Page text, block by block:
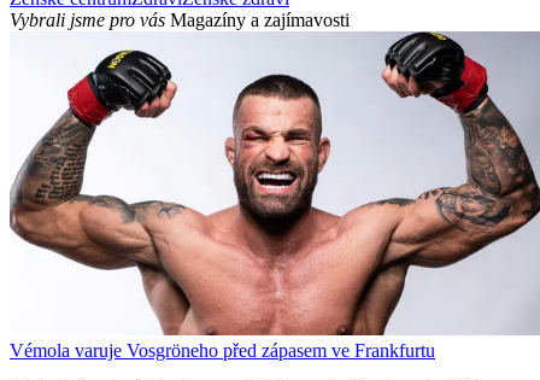
Vybrali jsme pro vás Magazíny a zajímavosti
Vémola varuje Vosgröneho před zápasem ve Frankfurtu